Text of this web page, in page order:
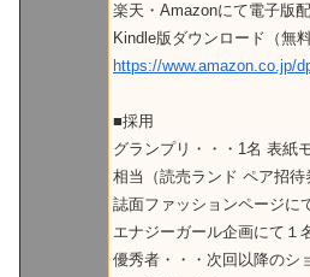
楽天・Amazonにて電子版
Kindle版ダウンロード（無料
https://www.amazon.co.jp/
■採用
グランプリ・・・1名 表紙
相当（読売ランド ペア招待
誌面ファッションページに
エナジーガール企画にて１
優秀者・・・次回以降のシ